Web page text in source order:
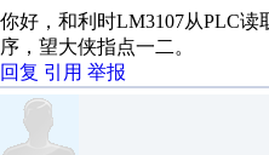
你好，和利时LM3107从PLC读
序，望大侠指点一二。
回复 引用 举报